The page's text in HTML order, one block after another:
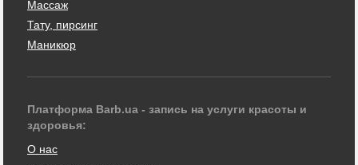
Массаж
Тату, пирсинг
Маникюр
Платформа Barb.ua - запись на услуги красоты и
здоровья:
О нас